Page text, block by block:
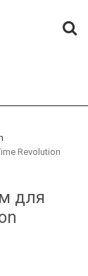
Revolution
для